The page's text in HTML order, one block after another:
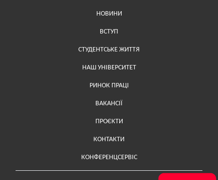
НОВИНИ
ВСТУП
СТУДЕНТСЬКЕ ЖИТТЯ
НАШ УНІВЕРСИТЕТ
РИНОК ПРАЦІ
ВАКАНСІЇ
ПРОЄКТИ
Меню у футері (додаткове)
КОНТАКТИ
КОНФЕРЕНЦСЕРВІС